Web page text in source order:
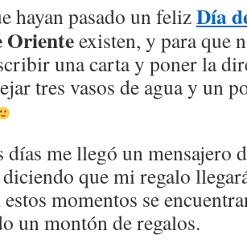
hayan pasado un felizDía
Orienteexisten, y para que
una carta y poner la
tres vasos de agua y un
días me llegó un mensajero
que mi regalo
momentos se
un montón de regalos.